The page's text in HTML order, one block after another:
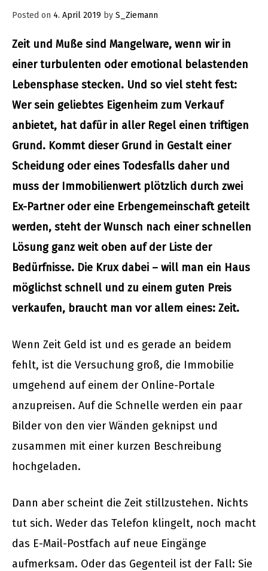
Warum FLOWFACT?
Kontakt
Impressum
Datenschutz
Posted on 4. April 2019 by S_Ziemann
Zeit und Muße sind Mangelware, wenn wir in
einer turbulenten oder emotional belastenden
Lebensphase stecken. Und so viel steht fest:
Wer sein geliebtes Eigenheim zum Verkauf
anbietet, hat dafür in aller Regel einen triftigen
Grund. Kommt dieser Grund in Gestalt einer
Scheidung oder eines Todesfalls daher und
muss der Immobilienwert plötzlich durch zwei
Ex-Partner oder eine Erbengemeinschaft geteilt
werden, steht der Wunsch nach einer schnellen
Lösung ganz weit oben auf der Liste der
Bedürfnisse. Die Krux dabei – will man ein Haus
möglichst schnell und zu einem guten Preis
verkaufen, braucht man vor allem eines: Zeit.
Wenn Zeit Geld ist und es gerade an beidem
fehlt, ist die Versuchung groß, die Immobilie
umgehend auf einem der Online-Portale
anzupreisen. Auf die Schnelle werden ein paar
Bilder von den vier Wänden geknipst und
zusammen mit einer kurzen Beschreibung
hochgeladen.
Dann aber scheint die Zeit stillzustehen. Nichts
tut sich. Weder das Telefon klingelt, noch macht
das E-Mail-Postfach auf neue Eingänge
aufmerksam. Oder das Gegenteil ist der Fall: Sie